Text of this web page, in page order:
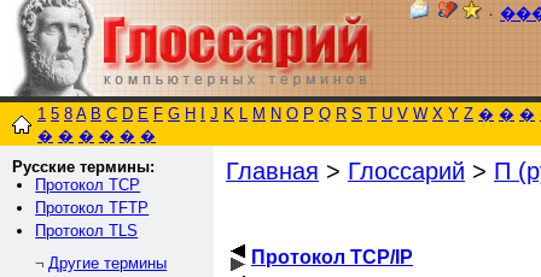
٠
1 5 8 A B C D E F G H J K L M N O P Q R S T U V W X Y Z � � �
� � � � � �
Русские термины:
Протокол TCP
Протокол TFTP
Протокол TLS
¬ Другие термины
Главная > Глоссарий > П
Протокол TCP/IP